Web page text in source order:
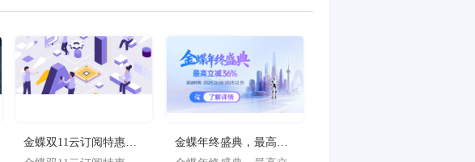
金蝶双11云订阅特惠
季，最高立减36%
金蝶年终盛典，最高立
减36%！